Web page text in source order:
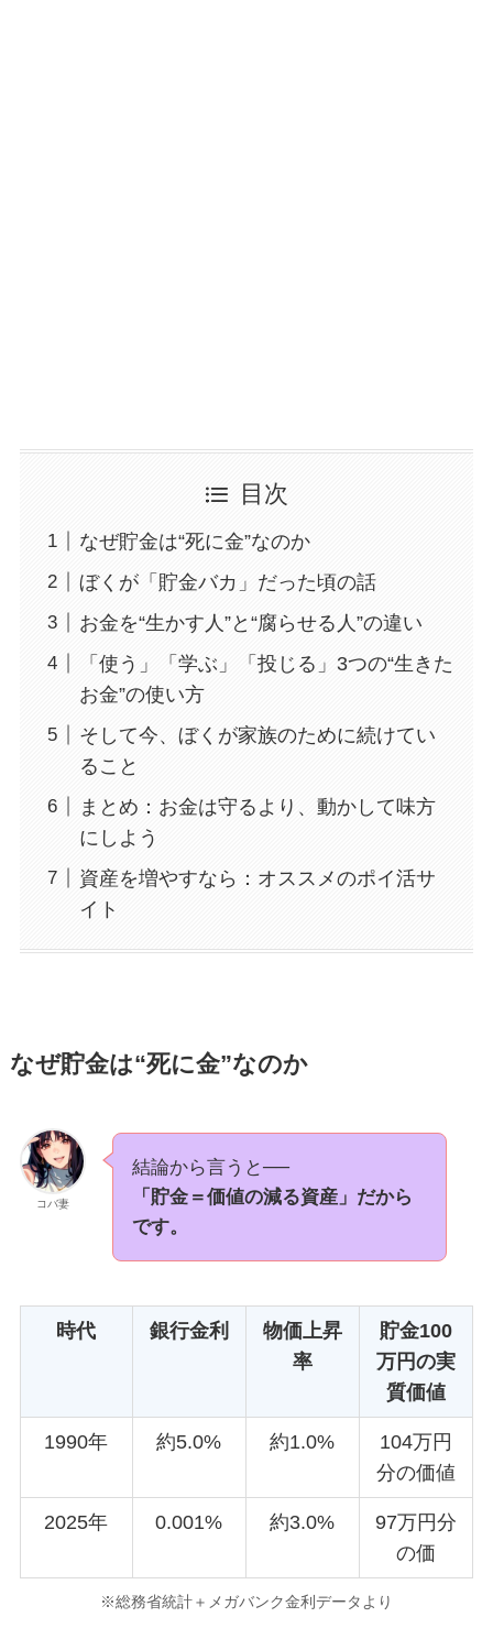
目次
なぜ貯金は“死に金”なのか
ぼくが「貯金バカ」だった頃の話
お金を“生かす人”と“腐らせる人”の違い
「使う」「学ぶ」「投じる」3つの“生きた
お金”の使い方
そして今、ぼくが家族のために続けてい
ること
まとめ：お金は守るより、動かして味方
にしよう
資産を増やすなら：オススメのポイ活サ
イト
なぜ貯金は“死に金”なのか
コバ妻
結論から言うと──
「貯金＝価値の減る資産」だから
です。
時代 銀行金利
物価上昇
率
貯金100
万円の実
質価値
1990年 約5.0% 約1.0%
104万円
分の価値
2025年 0.001% 約3.0%
97万円分
の価
※総務省統計＋メガバンク金利データより